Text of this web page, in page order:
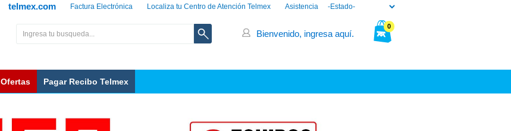
Asistencia
Localiza tu Centro de Atención Telmex
Factura Electrónica
telmex.com
0
Bienvenido, ingresa aquí.
Ofertas Pagar Recibo Telmex